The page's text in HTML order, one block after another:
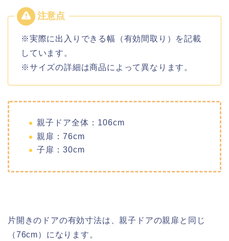
※実際に出入りできる幅（有効間取り）を記載
しています。
※サイズの詳細は商品によって異なります。
親子ドア全体：106cm
親扉：76cm
子扉：30cm
片開きのドアの有効寸法は、親子ドアの親扉と同じ
（76cm）になります。